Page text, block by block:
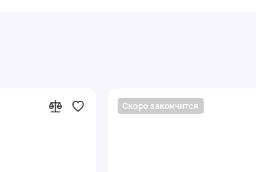
Скоро закончится